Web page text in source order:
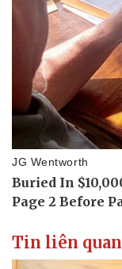
Tin liên quan